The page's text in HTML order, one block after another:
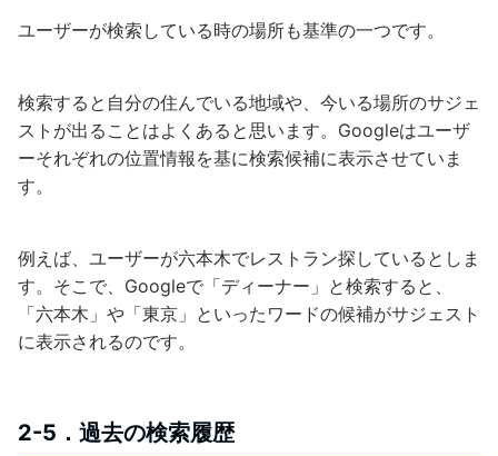
ユーザーが検索している時の場所も基準の一つです。
検索すると自分の住んでいる地域や、今いる場所のサジェ
ストが出ることはよくあると思います。Googleはユーザ
ーそれぞれの位置情報を基に検索候補に表示させていま
す。
例えば、ユーザーが六本木でレストラン探しているとしま
す。そこで、Googleで「ディーナー」と検索すると、
「六本木」や「東京」といったワードの候補がサジェスト
に表示されるのです。
2-5．過去の検索履歴